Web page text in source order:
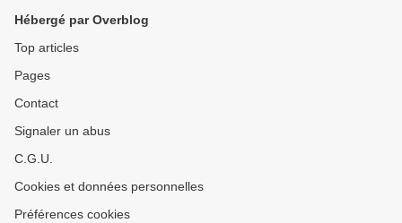
Hébergé par Overblog
Top articles
Pages
Contact
Signaler un abus
C.G.U.
Cookies et données personnelles
Préférences cookies